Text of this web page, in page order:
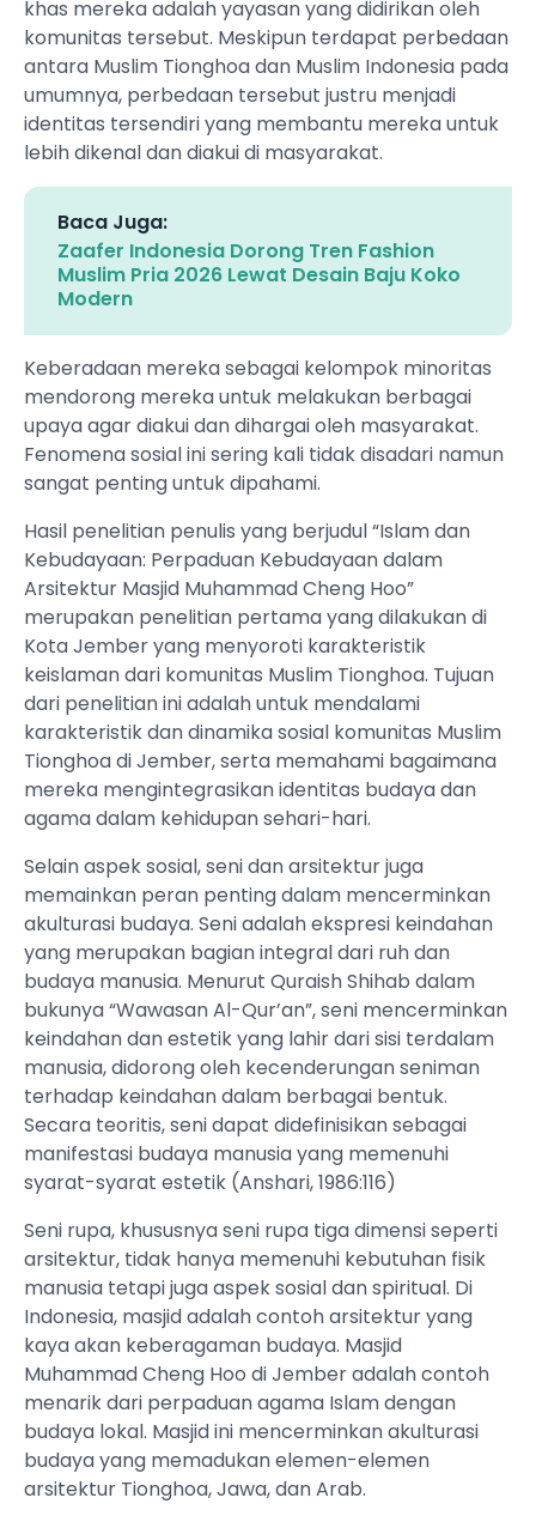
khas mereka adalah yayasan yang didirikan oleh
komunitas tersebut. Meskipun terdapat perbedaan
antara Muslim Tionghoa dan Muslim Indonesia pada
umumnya, perbedaan tersebut justru menjadi
identitas tersendiri yang membantu mereka untuk
lebih dikenal dan diakui di masyarakat.
Baca Juga:
Zaafer Indonesia Dorong Tren Fashion
Muslim Pria 2026 Lewat Desain Baju Koko
Modern
Keberadaan mereka sebagai kelompok minoritas
mendorong mereka untuk melakukan berbagai
upaya agar diakui dan dihargai oleh masyarakat.
Fenomena sosial ini sering kali tidak disadari namun
sangat penting untuk dipahami.
Hasil penelitian penulis yang berjudul “Islam dan
Kebudayaan: Perpaduan Kebudayaan dalam
Arsitektur Masjid Muhammad Cheng Hoo”
merupakan penelitian pertama yang dilakukan di
Kota Jember yang menyoroti karakteristik
keislaman dari komunitas Muslim Tionghoa. Tujuan
dari penelitian ini adalah untuk mendalami
karakteristik dan dinamika sosial komunitas Muslim
Tionghoa di Jember, serta memahami bagaimana
mereka mengintegrasikan identitas budaya dan
agama dalam kehidupan sehari-hari.
Selain aspek sosial, seni dan arsitektur juga
memainkan peran penting dalam mencerminkan
akulturasi budaya. Seni adalah ekspresi keindahan
yang merupakan bagian integral dari ruh dan
budaya manusia. Menurut Quraish Shihab dalam
bukunya “Wawasan Al-Qur’an”, seni mencerminkan
keindahan dan estetik yang lahir dari sisi terdalam
manusia, didorong oleh kecenderungan seniman
terhadap keindahan dalam berbagai bentuk.
Secara teoritis, seni dapat didefinisikan sebagai
manifestasi budaya manusia yang memenuhi
syarat-syarat estetik (Anshari, 1986:116)
Seni rupa, khususnya seni rupa tiga dimensi seperti
arsitektur, tidak hanya memenuhi kebutuhan fisik
manusia tetapi juga aspek sosial dan spiritual. Di
Indonesia, masjid adalah contoh arsitektur yang
kaya akan keberagaman budaya. Masjid
Muhammad Cheng Hoo di Jember adalah contoh
menarik dari perpaduan agama Islam dengan
budaya lokal. Masjid ini mencerminkan akulturasi
budaya yang memadukan elemen-elemen
arsitektur Tionghoa, Jawa, dan Arab.